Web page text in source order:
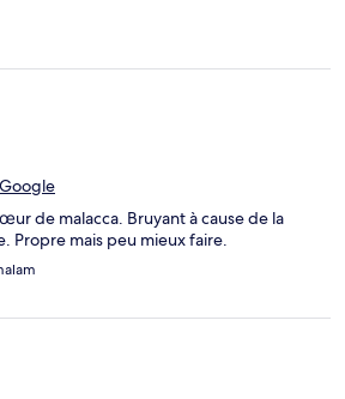
de malacca. Bruyant à cause de la
Propre mais peu mieux faire.